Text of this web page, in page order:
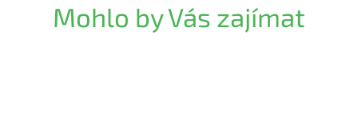
Mohlo by Vás zajímat